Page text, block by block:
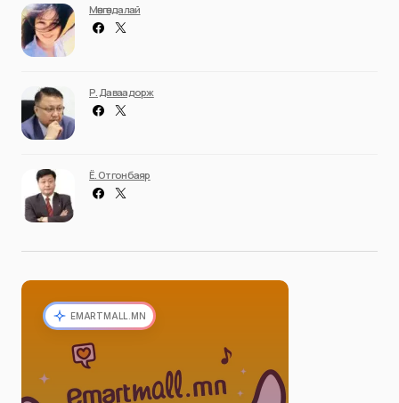
Мөнгөндалай
Р. Даваадорж
Ё. Отгонбаяр
EMARTMALL.MN